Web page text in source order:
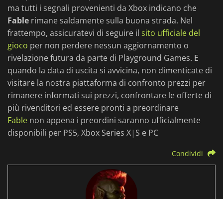
ma tutti i segnali provenienti da Xbox indicano che
Fable rimane saldamente sulla buona strada. Nel
frattempo, assicuratevi di seguire il sito ufficiale del
gioco per non perdere nessun aggiornamento o
rivelazione futura da parte di Playground Games. E
quando la data di uscita si avvicina, non dimenticate di
visitare la nostra piattaforma di confronto prezzi per
rimanere informati sui prezzi, confrontare le offerte di
più rivenditori ed essere pronti a preordinare
Fable non appena i preordini saranno ufficialmente
disponibili per PS5, Xbox Series X|S e PC
Condividi